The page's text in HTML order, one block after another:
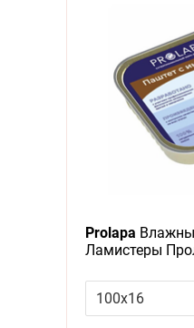
Prolapa
Ламистеры
упаковку)
100х16